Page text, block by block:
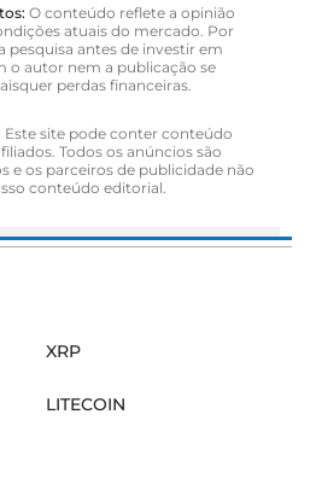
O conteúdo reflete a opinião
atuais do mercado. Por
pesquisa antes de investir em
o autor nem a publicação se
perdas financeiras.
Este site pode conter conteúdo
Todos os anúncios são
e os parceiros de publicidade não
conteúdo editorial.
XRP
LITECOIN